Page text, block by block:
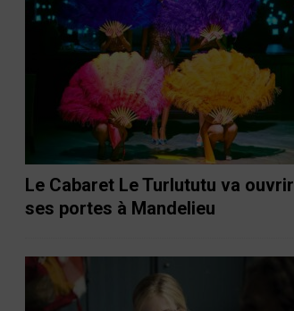
Le Cabaret Le Turlututu va ouvrir
ses portes à Mandelieu